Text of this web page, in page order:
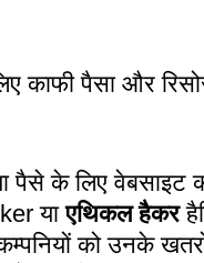
काफी पैसा और
पैसे के लिए वेबसाइट
याएथिकल हैकर
को उनके